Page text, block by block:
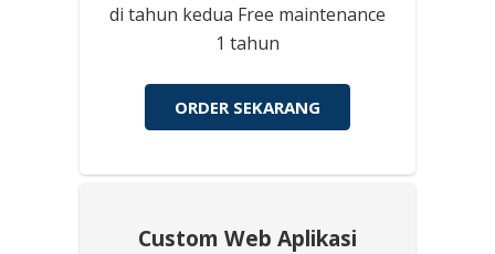
di tahun kedua Free maintenance
1 tahun
ORDER SEKARANG
Custom Web Aplikasi